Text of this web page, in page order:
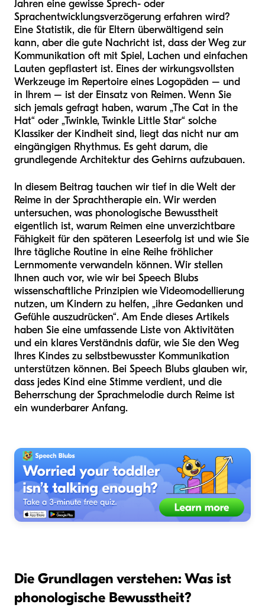
Jahren eine gewisse Sprech- oder
Sprachentwicklungsverzögerung erfahren wird?
Eine Statistik, die für Eltern überwältigend sein
kann, aber die gute Nachricht ist, dass der Weg zur
Kommunikation oft mit Spiel, Lachen und einfachen
Lauten gepflastert ist. Eines der wirkungsvollsten
Werkzeuge im Repertoire eines Logopäden – und
in Ihrem – ist der Einsatz von Reimen. Wenn Sie
sich jemals gefragt haben, warum „The Cat in the
Hat“ oder „Twinkle, Twinkle Little Star“ solche
Klassiker der Kindheit sind, liegt das nicht nur am
eingängigen Rhythmus. Es geht darum, die
grundlegende Architektur des Gehirns aufzubauen.
In diesem Beitrag tauchen wir tief in die Welt der
Reime in der Sprachtherapie ein. Wir werden
untersuchen, was phonologische Bewusstheit
eigentlich ist, warum Reimen eine unverzichtbare
Fähigkeit für den späteren Leseerfolg ist und wie Sie
Ihre tägliche Routine in eine Reihe fröhlicher
Lernmomente verwandeln können. Wir stellen
Ihnen auch vor, wie wir bei Speech Blubs
wissenschaftliche Prinzipien wie Videomodellierung
nutzen, um Kindern zu helfen, „ihre Gedanken und
Gefühle auszudrücken“. Am Ende dieses Artikels
haben Sie eine umfassende Liste von Aktivitäten
und ein klares Verständnis dafür, wie Sie den Weg
Ihres Kindes zu selbstbewusster Kommunikation
unterstützen können. Bei Speech Blubs glauben wir,
dass jedes Kind eine Stimme verdient, und die
Beherrschung der Sprachmelodie durch Reime ist
ein wunderbarer Anfang.
Die Grundlagen verstehen: Was ist
phonologische Bewusstheit?